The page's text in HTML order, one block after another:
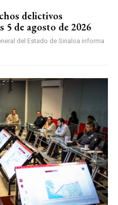
delictivos
5 de agosto de 2026
del Estado de Sinaloa informa